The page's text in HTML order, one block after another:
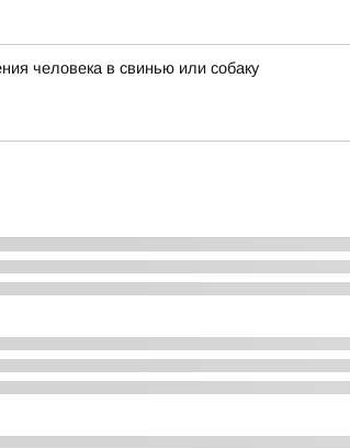
человека в свинью или собаку